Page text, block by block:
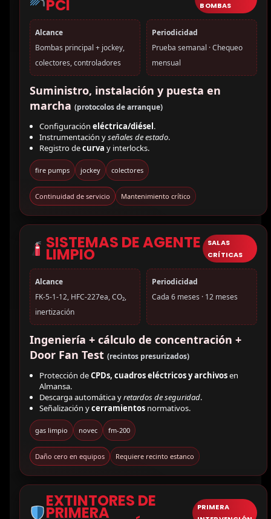
PCI
BOMBAS
Alcance
Bombas principal + jockey,
colectores, controladores
Periodicidad
Prueba semanal · Chequeo
mensual
Suministro, instalación y puesta en
marcha (protocolos de arranque)
Configuración eléctrica/diésel.
Instrumentación yseñales de estado.
Registro decurva y interlocks.
fire pumps jockey colectores
Continuidad de servicio Mantenimiento crítico
SISTEMAS DE AGENTE
LIMPIO
SALAS
CRÍTICAS
Alcance
FK-5-1-12, HFC-227ea, CO₂,
inertización
Periodicidad
Cada 6 meses · 12 meses
Ingeniería + cálculo de concentración +
Door Fan Test (recintos presurizados)
Protección deCPDs, cuadros eléctricos y archivosen
Almansa.
Descarga automática yretardos de seguridad.
Señalización ycerramientosnormativos.
gas limpio novec fm-200
Daño cero en equipos Requiere recinto estanco
EXTINTORES DE
PRIMERA
PRIMERA